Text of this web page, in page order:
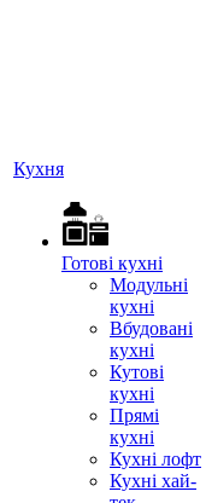
Кухня
Готові кухні
Модульні
кухні
Вбудовані
кухні
Кутові
кухні
Прямі
кухні
Кухні лофт
Кухні хай-